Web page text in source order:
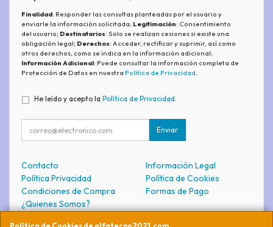
Política de Cookies de alfatecno2021.com
Finalidad: Responder las consultas planteadas por el usuario y
enviarle la información solicitada; Legitimación: Consentimiento
del usuario; Destinatarios: Solo se realizan cesiones si existe una
obligación legal; Derechos: Acceder, rectificar y suprimir, así como
otros derechos, como se indica en la información adicional;
Información Adicional: Puede consultar la información completa de
Protección de Datos en nuestra Política de Privacidad
He leído y acepto la Política de Privacidad.
Enviar
Contacto
Información Legal
Política Privacidad
Política de Cookies
Condiciones de Compra
Formas de Pago
¿Quienes Somos?